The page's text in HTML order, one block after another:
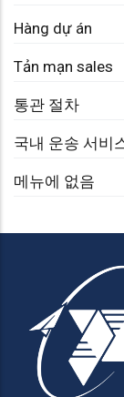
Hàng dự án
Tản mạn sales
통관 절차
국내 운송 서비
메뉴에 없음